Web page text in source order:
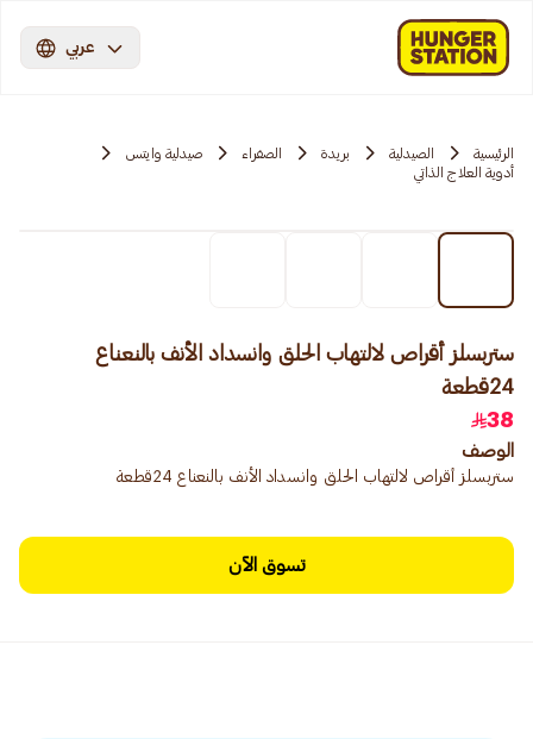
عربي
الرئيسية الصيدلية بريدة الصفراء
صيدلية وايتس
أدوية العلاج الذاتي
ستربسلز أقراص لالتهاب الحلق وانسداد الأنف بالنعناع
24قطعة
38
الوصف
ستربسلز أقراص لالتهاب الحلق وانسداد الأنف بالنعناع 24قطعة
تسوق الآن